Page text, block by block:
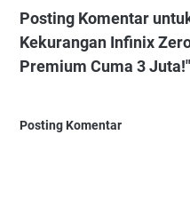
Posting Komentar
Kekurangan Infinix
Premium Cuma 3 Juta!"
Posting Komentar